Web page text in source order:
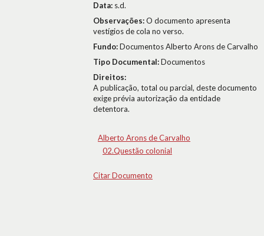
Data: s.d.
Observações:O documento apresenta
vestígios de cola no verso.
Fundo:Documentos Alberto Arons de Carvalho
Tipo Documental:Documentos
Direitos:
A publicação, total ou parcial, deste documento
exige prévia autorização da entidade
detentora.
Alberto Arons de Carvalho
02.Questão colonial
Citar Documento